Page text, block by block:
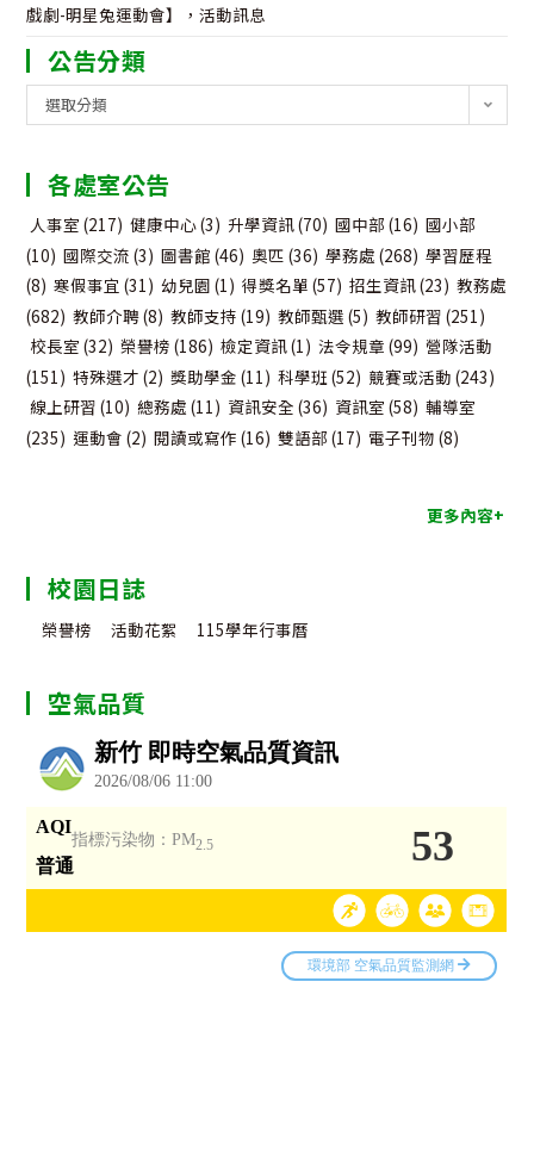
戲劇-明星兔運動會】，活動訊息
公告分類
告
類
選取分類
各處室公告
人事室 (217) 健康中心(3) 升學資訊(70) 國中部 (16) 國小部
(10) 國際交流 (3) 圖書館 (46) 奧匹 (36) 學務處 (268) 學習歷程
(8) 寒假事宜 (31) 幼兒園 (1) 得獎名單 (57) 招生資訊(23) 教務處
(682) 教師介聘(8) 教師支持 (19) 教師甄選 (5) 教師研習 (251)
校長室 (32) 榮譽榜 (186) 檢定資訊(1) 法令規章 (99) 營隊活動
(151) 特殊選才 (2) 獎助學金 (11) 科學班 (52) 競賽或活動 (243)
線上研習 (10) 總務處 (11) 資訊安全 (36) 資訊室 (58) 輔導室
(235) 運動會 (2) 閱讀或寫作 (16) 雙語部 (17) 電子刊物 (8)
更多內容+
校園日誌
榮譽榜 活動花絮 115學年行事曆
空氣品質